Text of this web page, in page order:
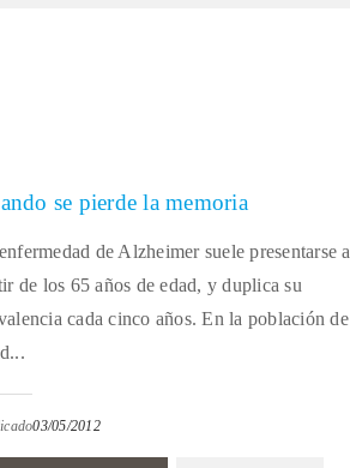
se pierde la memoria
de Alzheimer suele presentarse a
de los 65 años de edad, y duplica su
cada cinco años. En la población de
03/05/2012